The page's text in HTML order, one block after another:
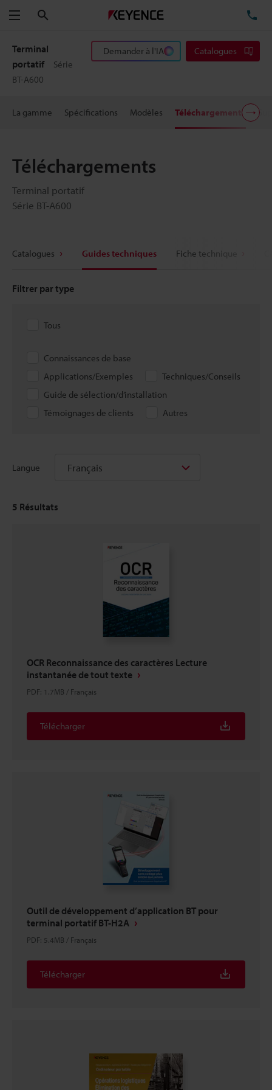
Menu
Terminal
portatif
Série
BT-A600
Demander à l'IA Catalogues
La gamme Spécifications Modèles Téléchargements
Téléchargements
Terminal portatif
Série BT-A600
Catalogues Guides techniques Fiche technique
Filtrer par type
Tous
Connaissances de base
Applications/Exemples
Techniques/Conseils
Guide de sélection/d’installation
Témoignages de clients
Autres
Langue Français
5 Résultats
OCR Reconnaissance des caractères Lecture
instantanée de tout texte
PDF: 1.7MB / Français
Télécharger
Outil de développement d’application BT pour
terminal portatif BT-H2A
PDF: 5.4MB / Français
Télécharger